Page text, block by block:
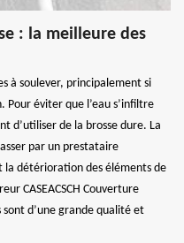
: la meilleure des
à soulever, principalement si
Pour éviter que l’eau s’infiltre
d’utiliser de la brosse dure. La
par un prestataire
la détérioration des éléments de
CASEACSCH Couverture
d’une grande qualité et